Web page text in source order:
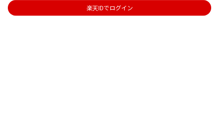
楽天IDでログイン